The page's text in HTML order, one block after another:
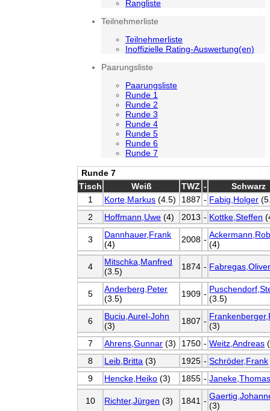
Rangliste
Teilnehmerliste
Teilnehmerliste
Inoffizielle Rating-Auswertung(en)
Paarungsliste
Paarungsliste
Runde 1
Runde 2
Runde 3
Runde 4
Runde 5
Runde 6
Runde 7
Runde 7
Tisch
Weiß TWZ -
Schwarz
1
Korte,Markus (4.5) 1887 - Fabig,Holger
2
Hoffmann,Uwe (4) 2013 - Kottke,Steffen
3
Dannhauer,Frank
(4)
2008 - (4)
4
Mitschka,Manfred
(3.5)
1874 -
5
Anderberg,Peter
(3.5)
1909 - (3.5)
6
Buciu,Aurel-John
(3)
1807 - (3)
7
Ahrens,Gunnar (3) 1750 - Weitz,Andreas
8
Leib,Britta (3) 1925 - Schröder,Frank
9
Hencke,Heiko (3) 1855 -
10 Richter,Jürgen (3) 1841 - (3)